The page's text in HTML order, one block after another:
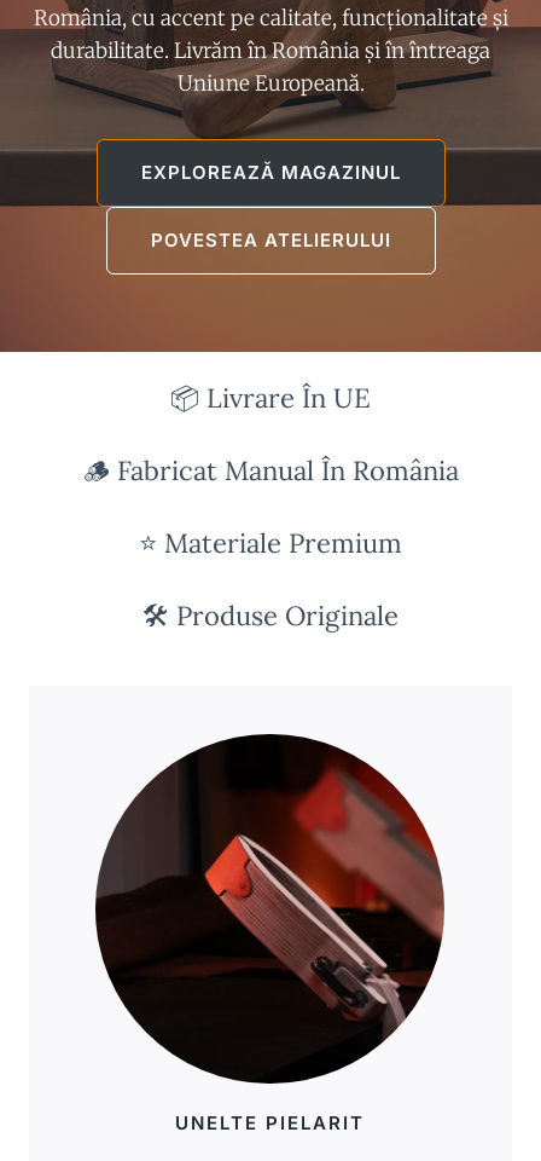
România, cu accent pe calitate, funcționalitate și
durabilitate. Livrăm în România și în întreaga
Uniune Europeană.
EXPLOREAZĂ MAGAZINUL
POVESTEA ATELIERULUI
📦 Livrare În UE
🪵 Fabricat Manual În România
⭐ Materiale Premium
🛠️ Produse Originale
UNELTE PIELARIT